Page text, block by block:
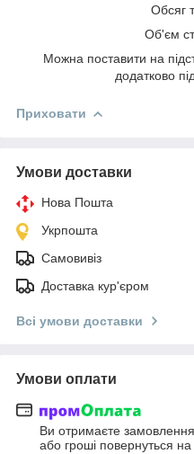
Обсяг
Об'єм
Можна поставити на
додатково
Приховати
Умови доставки
Нова Пошта
Укрпошта
Самовивіз
Доставка кур'єром
Всі умови доставки
Умови оплати
Ви отримаєте замовлення
або гроші повернуться